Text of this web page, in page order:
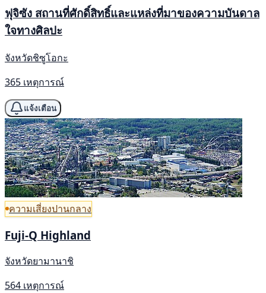
ฟุจิซัง สถานที่ศักดิ์สิทธิ์และแหล่งที่มาของความบันดาล
ใจทางศิลปะ
จังหวัดชิซูโอกะ
365 เหตุการณ์
แจ้งเตือน
ความเสี่ยงปานกลาง
Fuji-Q Highland
จังหวัดยามานาชิ
564 เหตุการณ์